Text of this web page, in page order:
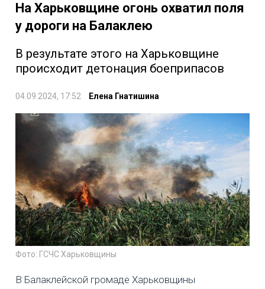
На Харьковщине огонь охватил поля
у дороги на Балаклею
В результате этого на Харьковщине
происходит детонация боеприпасов
04.09.2024, 17:52 Елена Гнатишина
Фото: ГСЧС Харьковщины
В Балаклейской громаде Харьковщины